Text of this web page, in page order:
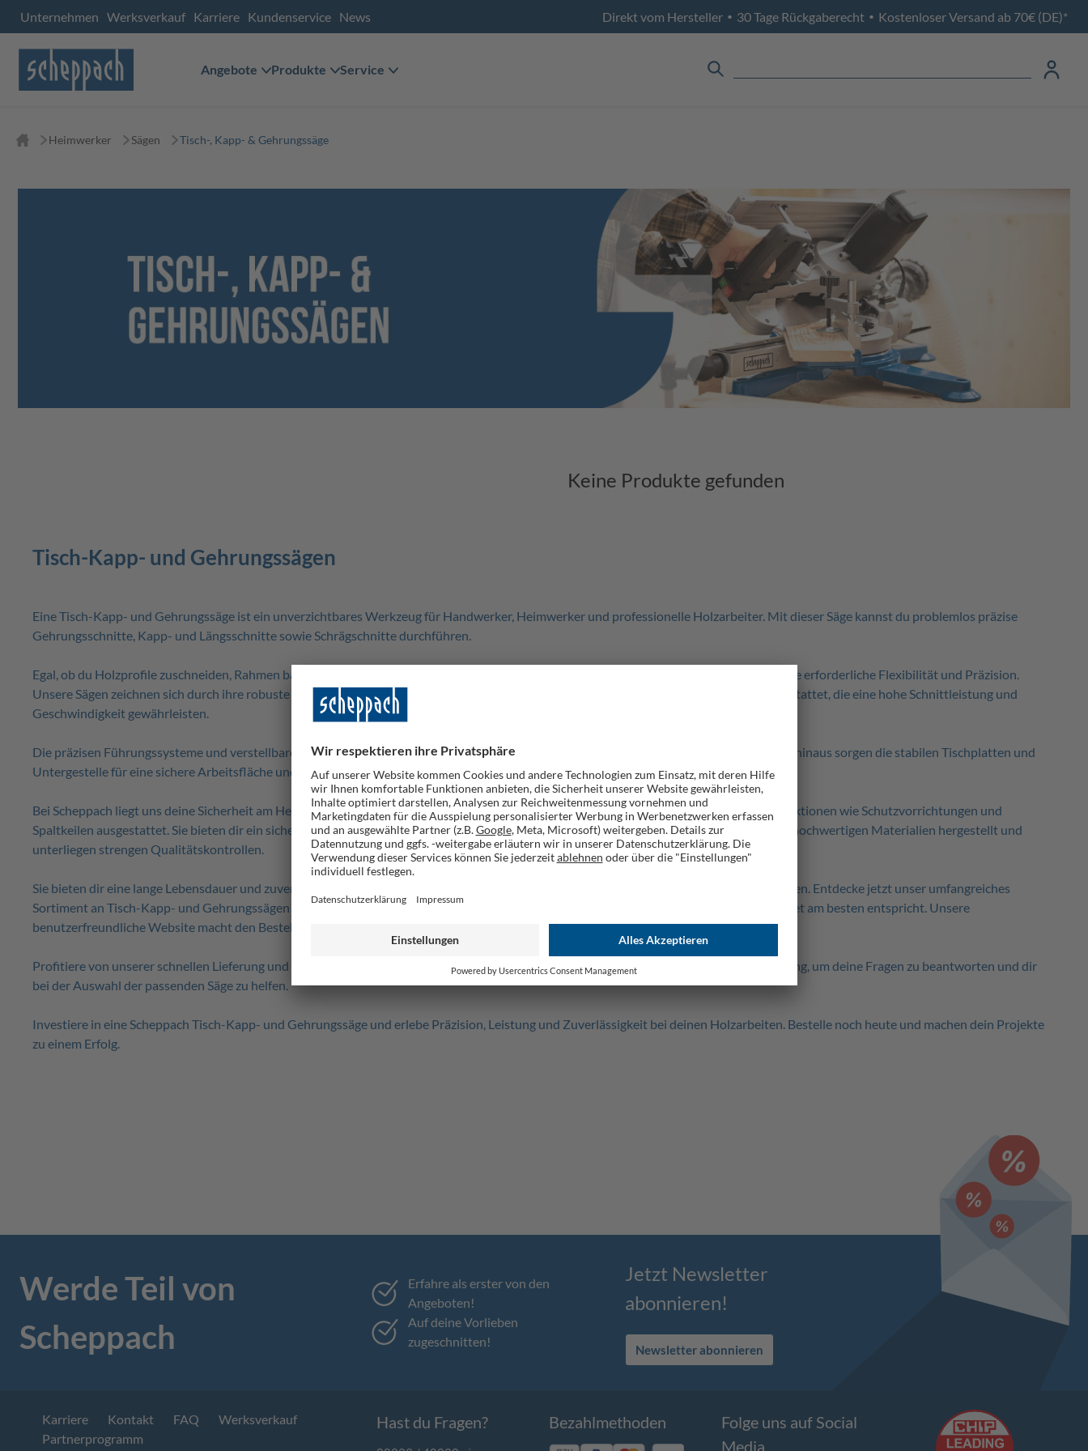
Unternehmen Werksverkauf Karriere Kundenservice News Direkt vom Hersteller • 30 Tage Rückgaberecht • Kostenloser Versand ab 70€ (DE)*
Angebote Produkte Service
Heimwerker Sägen Tisch-, Kapp- & Gehrungssäge
Keine Produkte gefunden
Tisch-Kapp- und Gehrungssägen
Eine Tisch-Kapp- und Gehrungssäge ist ein unverzichtbares Werkzeug für Handwerker, Heimwerker und professionelle Holzarbeiter. Mit dieser Säge kannst du problemlos präzise
Gehrungsschnitte, Kapp- und Längsschnitte sowie Schrägschnitte durchführen.
Egal, ob du Holzprofile zuschneiden, Rahmen bauen oder Möbel herstellen möchtest, unsere Tisch-Kapp- und Gehrungssägen bieten dir die erforderliche Flexibilität und Präzision.
Unsere Sägen zeichnen sich durch ihre robuste Bauweise und hochwertige Verarbeitung aus. Sie sind mit leistungsstarken Motoren ausgestattet, die eine hohe Schnittleistung und
Geschwindigkeit gewährleisten.
Die präzisen Führungssysteme und verstellbaren Schneidewinkel ermöglichen dir eine genaue Anpassung an der Anforderungen. Darüber hinaus sorgen die stabilen Tischplatten und
Untergestelle für eine sichere Arbeitsfläche und Stabilität während des Betriebs.
Bei Scheppach liegt uns deine Sicherheit am Herzen. Daher sind unsere Tisch-Kapp- und Gehrungssägen mit verschiedenen Sicherheitsfunktionen wie Schutzvorrichtungen und
Spaltkeilen ausgestattet. Sie bieten dir ein sicheres Arbeitsumfeld und minimieren das Risiko von Verletzungen. Unsere Sägen werden aus hochwertigen Materialien hergestellt und
unterliegen strengen Qualitätskontrollen.
Sie bieten dir eine lange Lebensdauer und zuverlässige Leistung. Zudem sind sie einfach zu bedienen und ermöglichen dir effizientes Arbeiten. Entdecke jetzt unser umfangreiches
Sortiment an Tisch-Kapp- und Gehrungssägen im Scheppach Onlineshop. Wähle das Modell, das deinen Anforderungen und deinem Budget am besten entspricht. Unsere
benutzerfreundliche Website macht den Bestellprozess schnell und einfach.
Profitiere von unserer schnellen Lieferung und unserem hervorragenden Kundenservice. Unsere Experten stehen dir jederzeit zur Verfügung, um deine Fragen zu beantworten und dir
bei der Auswahl der passenden Säge zu helfen.
Investiere in eine Scheppach Tisch-Kapp- und Gehrungssäge und erlebe Präzision, Leistung und Zuverlässigkeit bei deinen Holzarbeiten. Bestelle noch heute und machen dein Projekte
zu einem Erfolg.
Werde Teil von
Scheppach
Erfahre als erster von den
Angeboten!
Auf deine Vorlieben
zugeschnitten!
Jetzt Newsletter
abonnieren!
Newsletter abonnieren
Karriere Kontakt FAQ
Werksverkauf
Partnerprogramm
Hast du Fragen? Bezahlmethoden
Folge uns auf Social
Media